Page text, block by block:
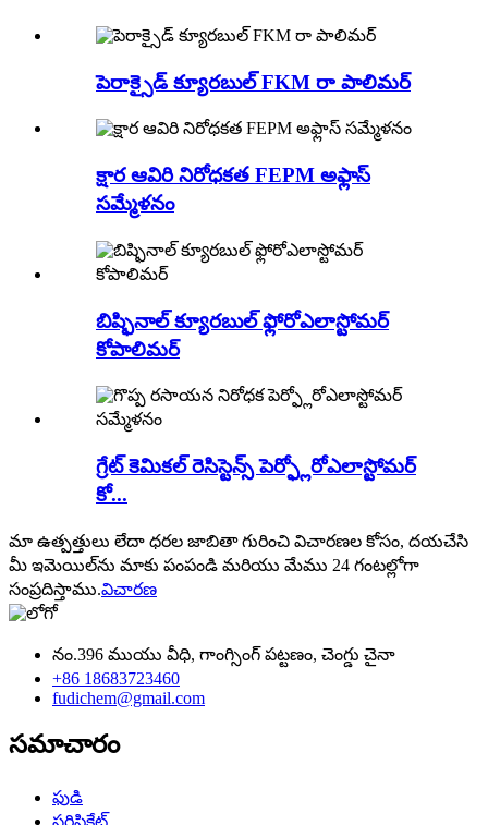
పెరాక్సైడ్ క్యూరబుల్ FKM రా పాలిమర్
క్షార ఆవిరి నిరోధకత FEPM అఫ్లాస్
సమ్మేళనం
బిష్ఫినాల్ క్యూరబుల్ ఫ్లోరోఎలాస్టోమర్
కోపాలిమర్
గ్రేట్ కెమికల్ రెసిస్టెన్స్ పెర్ఫ్లోరోఎలాస్టోమర్
కో...
మా ఉత్పత్తులు లేదా ధరల జాబితా గురించి విచారణల కోసం, దయచేసి
మీ ఇమెయిల్‌ను మాకు పంపండి మరియు మేము 24 గంటల్లోగా
సంప్రదిస్తాము.విచారణ
నం.396 ముయు వీధి, గాంగ్సింగ్ పట్టణం, చెంగ్డు చైనా
+86 18683723460
fudichem@gmail.com
సమాచారం
ఫుడి
సర్టిఫికేట్